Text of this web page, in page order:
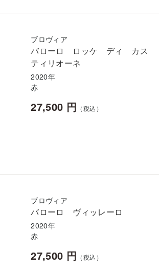
ブロヴィア
バローロ ロッケ ディ カス
ティリオーネ
2020年
赤
27,500 円 （税込）
ブロヴィア
バローロ ヴィッレーロ
2020年
赤
27,500 円 （税込）